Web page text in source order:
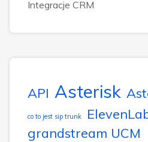
Integracje CRM
API Asterisk
co to jest sip trunk
grandstream UCM